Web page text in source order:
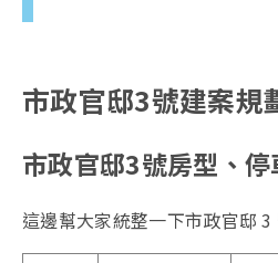
市政官邸3號建案規
市政官邸3號房型、
這邊幫大家統整一下市政官邸 3